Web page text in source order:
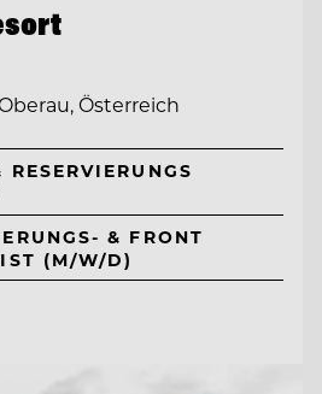
Österreich
& FRONT
(M/W/D)